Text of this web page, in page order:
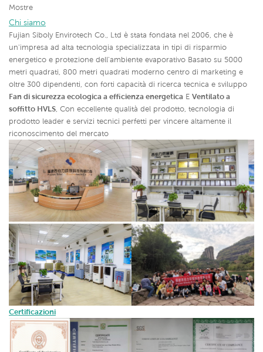
Mostre
Chi siamo
Fujian Siboly Envirotech Co., Ltd è stata fondata nel 2006, che è
un'impresa ad alta tecnologia specializzata in tipi di risparmio
energetico e protezione dell'ambiente evaporativo Basato su 5000
metri quadrati, 800 metri quadrati moderno centro di marketing e
oltre 300 dipendenti, con forti capacità di ricerca tecnica e sviluppo
Fan di sicurezza ecologica a efficienza energetica E Ventilato a
soffitto HVLS, Con eccellente qualità del prodotto, tecnologia di
prodotto leader e servizi tecnici perfetti per vincere altamente il
riconoscimento del mercato
Certificazioni